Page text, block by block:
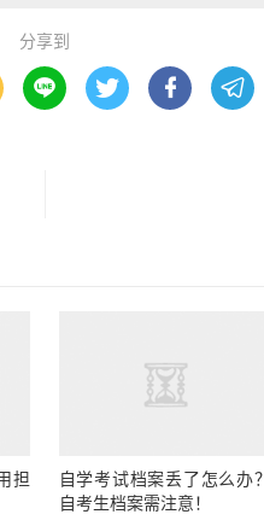
分享到
   
担
自学考试档案丢了怎么办？
自考生档案需注意！